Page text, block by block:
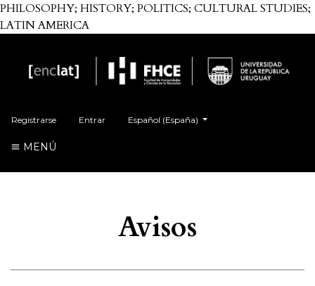
PHILOSOPHY; HISTORY; POLITICS; CULTURAL STUDIES;
LATIN AMERICA
Registrarse Entrar Cambiar el idioma. El actual es:
Español (España)
MENÚ
Avisos